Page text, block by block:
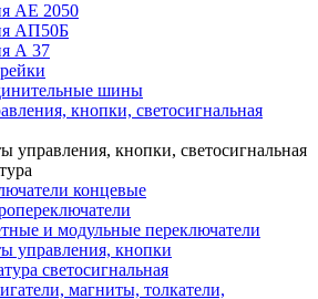
АЕ 2050
АП50Б
А 37
шины
кнопки, светосигнальная
управления, кнопки, светосигнальная
концевые
и модульные переключатели
управления, кнопки
светосигнальная
магниты, толкатели,